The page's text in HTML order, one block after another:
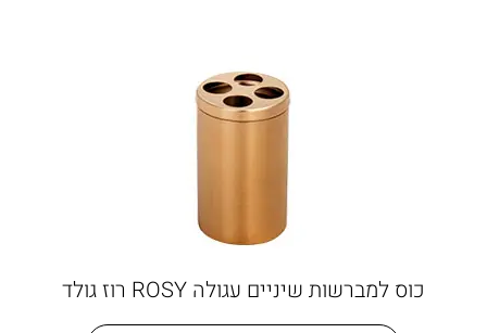
כוס למברשות שיניים עגולה ROSY רוז גולד